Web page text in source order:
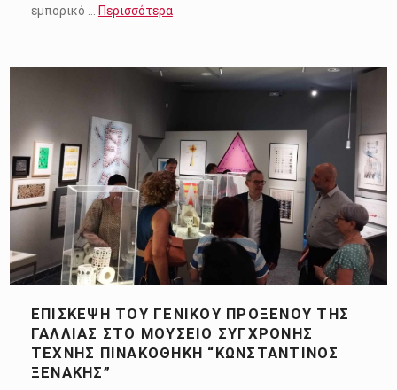
εμπορικό … Περισσότερα
ΕΠΊΣΚΕΨΗ ΤΟΥ ΓΕΝΙΚΟΎ ΠΡΟΞΈΝΟΥ ΤΗΣ
ΓΑΛΛΊΑΣ ΣΤΟ ΜΟΥΣΕΊΟ ΣΎΓΧΡΟΝΗΣ
ΤΈΧΝΗΣ ΠΙΝΑΚΟΘΉΚΗ “ΚΩΝΣΤΑΝΤΊΝΟΣ
ΞΕΝΆΚΗΣ”